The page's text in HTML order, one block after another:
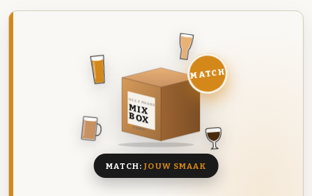
DEZE MAAND
MIX
BOX
8 BIEREN
MATCH
MATCH:JOUW SMAAK